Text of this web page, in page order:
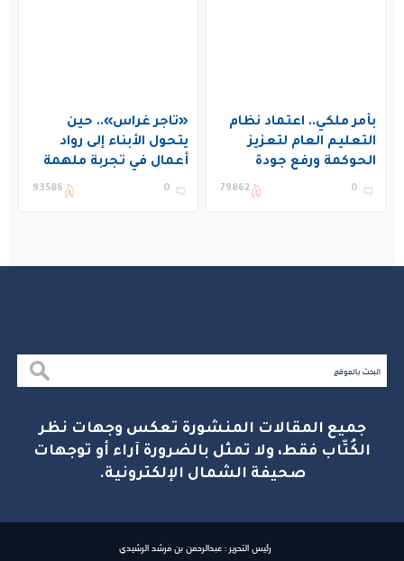
بأمر ملكي.. اعتماد نظام
التعليم العام لتعزيز
الحوكمة ورفع جودة
التعليم في المملكة
0
79862
«تاجر غراس».. حين
يتحول الأبناء إلى رواد
أعمال في تجربة ملهمة
بنادي غراس الصيفي
0
93586
جميع المقالات المنشورة تعكس وجهات نظر
الكُتّاب فقط، ولا تمثل بالضرورة آراء أو توجهات
صحيفة الشمال الإلكترونية.
رئيس التحرير : عبدالرحمن بن مرشد الرشيدي